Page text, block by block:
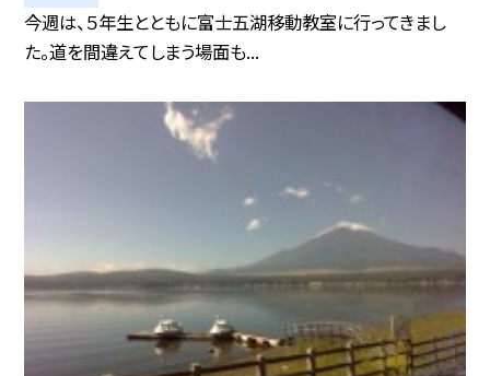
今週は、５年生とともに富士五湖移動教室に行ってきまし
た。道を間違えてしまう場面も...